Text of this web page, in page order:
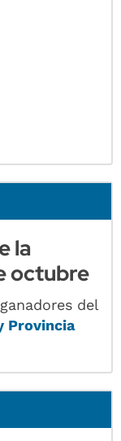
la
octubre
del
Provincia